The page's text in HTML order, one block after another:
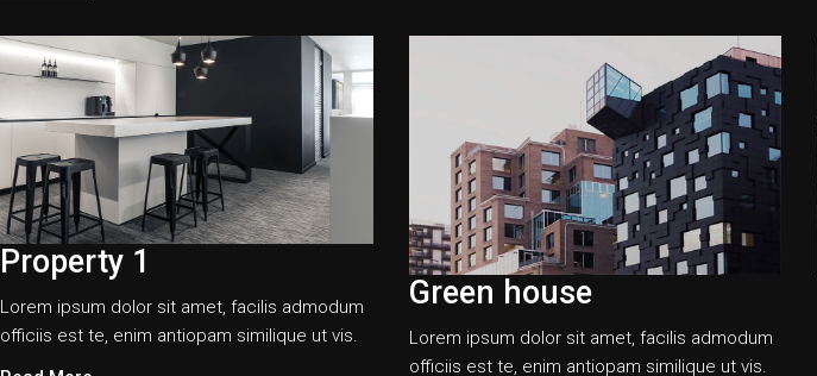
Property 1
Lorem ipsum dolor sit amet, facilis admodum
officiis est te, enim antiopam similique ut vis.
Green house
Lorem ipsum dolor sit amet, facilis admodum
officiis est te, enim antiopam similique ut vis.